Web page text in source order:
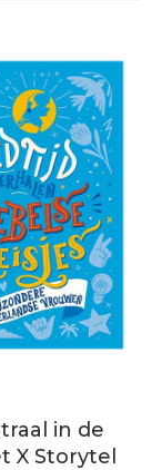
in de
X Storytel